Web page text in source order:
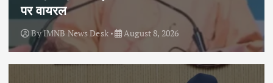
पर वायरल
ByIMNB News Desk August 8, 2026